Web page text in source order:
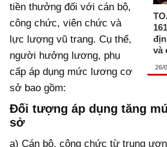
và
26/
tiền thưởng đối với cán bộ,
công chức, viên chức và
lực lượng vũ trang. Cụ thể,
người hưởng lương, phụ
cấp áp dụng mức lương cơ
sở bao gồm:
Đối tượng áp dụng tăng
sở
a) Cán bộ, công chức từ trung